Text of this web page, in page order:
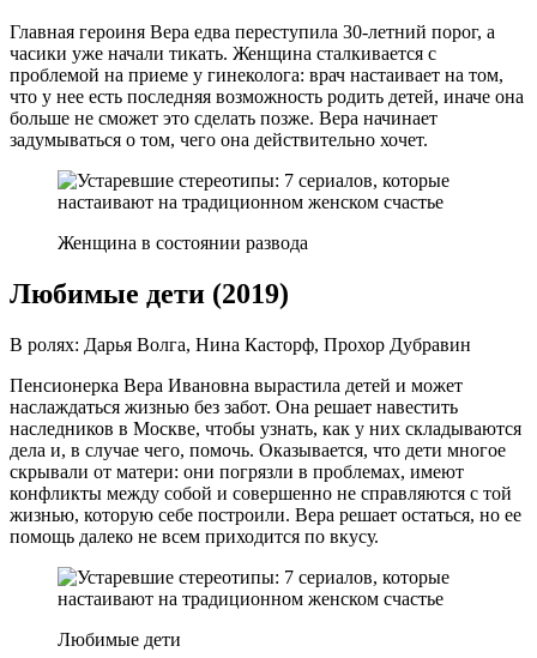
Главная героиня Вера едва переступила 30-летний порог, а
часики уже начали тикать. Женщина сталкивается с
проблемой на приеме у гинеколога: врач настаивает на том,
что у нее есть последняя возможность родить детей, иначе она
больше не сможет это сделать позже. Вера начинает
задумываться о том, чего она действительно хочет.
Женщина в состоянии развода
Любимые дети (2019)
В ролях: Дарья Волга, Нина Касторф, Прохор Дубравин
Пенсионерка Вера Ивановна вырастила детей и может
наслаждаться жизнью без забот. Она решает навестить
наследников в Москве, чтобы узнать, как у них складываются
дела и, в случае чего, помочь. Оказывается, что дети многое
скрывали от матери: они погрязли в проблемах, имеют
конфликты между собой и совершенно не справляются с той
жизнью, которую себе построили. Вера решает остаться, но ее
помощь далеко не всем приходится по вкусу.
Любимые дети